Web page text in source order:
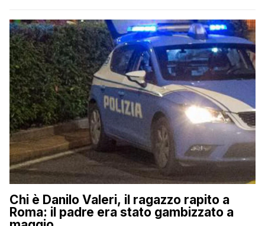
Chi è Danilo Valeri, il ragazzo rapito a
Roma: il padre era stato gambizzato a